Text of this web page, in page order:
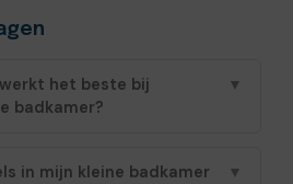
het beste bij
badkamer?
▼
in mijn kleine badkamer
▼